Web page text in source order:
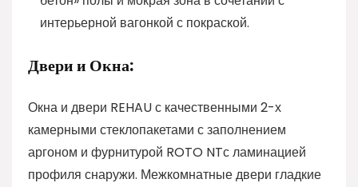
интерьерной вагонкой с покраской.
Двери и Окна:
Окна и двери REHAU с качественными 2-х
камерными стеклопакетами с заполнением
аргоном и фурнитурой ROTO NTс ламинацией
профиля снаружи. Межкомнатные двери гладкие